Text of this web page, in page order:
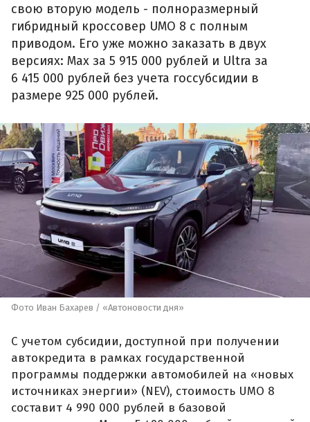
свою вторую модель - полноразмерный
гибридный кроссовер UMO 8 с полным
приводом. Его уже можно заказать в двух
версиях: Max за 5 915 000 рублей и Ultra за
6 415 000 рублей без учета госсубсидии в
размере 925 000 рублей.
Фото Иван Бахарев / «Автоновости дня»
С учетом субсидии, доступной при получении
автокредита в рамках государственной
программы поддержки автомобилей на «новых
источниках энергии» (NEV), стоимость UMO 8
составит 4 990 000 рублей в базовой